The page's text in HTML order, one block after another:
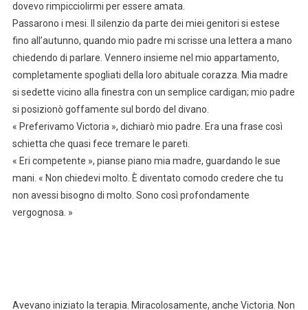
dovevo rimpicciolirmi per essere amata.
Passarono i mesi. Il silenzio da parte dei miei genitori si estese
fino all’autunno, quando mio padre mi scrisse una lettera a mano
chiedendo di parlare. Vennero insieme nel mio appartamento,
completamente spogliati della loro abituale corazza. Mia madre
si sedette vicino alla finestra con un semplice cardigan; mio padre
si posizionò goffamente sul bordo del divano.
« Preferivamo Victoria », dichiarò mio padre. Era una frase così
schietta che quasi fece tremare le pareti.
« Eri competente », pianse piano mia madre, guardando le sue
mani. « Non chiedevi molto. È diventato comodo credere che tu
non avessi bisogno di molto. Sono così profondamente
vergognosa. »
Avevano iniziato la terapia. Miracolosamente, anche Victoria. Non